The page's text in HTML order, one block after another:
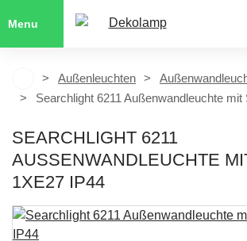
Menu
Außenleuchten
Searchlight 6211 Außenwandleuchte
SEARCHLIGHT 6211
AUSSENWANDLEUCHTE
XE27 IP44